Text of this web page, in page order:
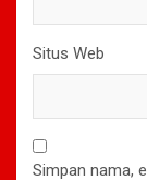
Situs Web
Simpan nama,